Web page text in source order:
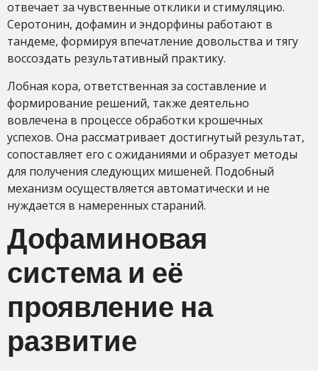
отвечает за чувственные отклики и стимуляцию.
Серотонин, дофамин и эндорфины работают в
тандеме, формируя впечатление довольства и тягу
воссоздать результативный практику.
Лобная кора, ответственная за составление и
формирование решений, также деятельно
вовлечена в процессе обработки крошечных
успехов. Она рассматривает достигнутый результат,
сопоставляет его с ожиданиями и образует методы
для получения следующих мишеней. Подобный
механизм осуществляется автоматически и не
нуждается в намеренных стараний.
Дофаминовая
система и её
проявление на
развитие